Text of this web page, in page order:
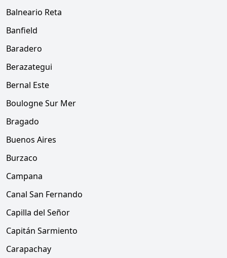
Balneario Reta
Banfield
Baradero
Berazategui
Bernal Este
Boulogne Sur Mer
Bragado
Buenos Aires
Burzaco
Campana
Canal San Fernando
Capilla del Señor
Capitán Sarmiento
Carapachay